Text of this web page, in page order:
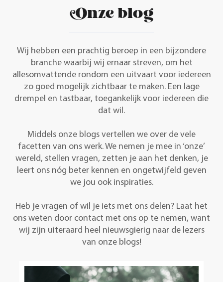
Onze blog
Wij hebben een prachtig beroep in een bijzondere
branche waarbij wij ernaar streven, om het
allesomvattende rondom een uitvaart voor iedereen
zo goed mogelijk zichtbaar te maken. Een lage
drempel en tastbaar, toegankelijk voor iedereen die
dat wil.
Middels onze blogs vertellen we over de vele
facetten van ons werk. We nemen je mee in ‘onze’
wereld, stellen vragen, zetten je aan het denken, je
leert ons nóg beter kennen en ongetwijfeld geven
we jou ook inspiraties.
Heb je vragen of wil je iets met ons delen? Laat het
ons weten door contact met ons op te nemen, want
wij zijn uiteraard heel nieuwsgierig naar de lezers
van onze blogs!